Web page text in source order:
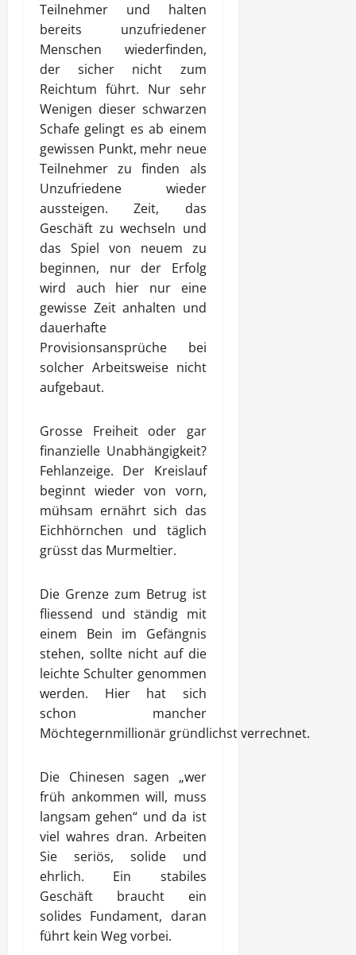
Teilnehmer und halten
bereits unzufriedener
Menschen wiederfinden,
der sicher nicht zum
Reichtum führt. Nur sehr
Wenigen dieser schwarzen
Schafe gelingt es ab einem
gewissen Punkt, mehr neue
Teilnehmer zu finden als
Unzufriedene wieder
aussteigen. Zeit, das
Geschäft zu wechseln und
das Spiel von neuem zu
beginnen, nur der Erfolg
wird auch hier nur eine
gewisse Zeit anhalten und
dauerhafte
Provisionsansprüche bei
solcher Arbeitsweise nicht
aufgebaut.
Grosse Freiheit oder gar
finanzielle Unabhängigkeit?
Fehlanzeige. Der Kreislauf
beginnt wieder von vorn,
mühsam ernährt sich das
Eichhörnchen und täglich
grüsst das Murmeltier.
Die Grenze zum Betrug ist
fliessend und ständig mit
einem Bein im Gefängnis
stehen, sollte nicht auf die
leichte Schulter genommen
werden. Hier hat sich
schon mancher
Möchtegernmillionär gründlichst verrechnet.
Die Chinesen sagen „wer
früh ankommen will, muss
langsam gehen“ und da ist
viel wahres dran. Arbeiten
Sie seriös, solide und
ehrlich. Ein stabiles
Geschäft braucht ein
solides Fundament, daran
führt kein Weg vorbei.